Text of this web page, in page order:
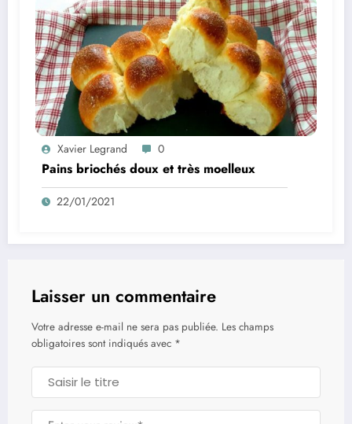
Xavier Legrand 0
Pains briochés doux et très moelleux
22/01/2021
Laisser un commentaire
Votre adresse e-mail ne sera pas publiée. Les champs
obligatoires sont indiqués avec *